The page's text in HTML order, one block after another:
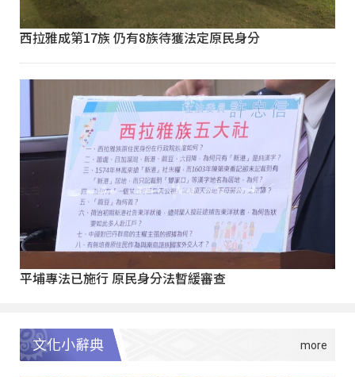
西拉雅成第17族 仍有8族待獲法定原民身分
平埔專法已施行 原民身分法暫緩審查
文化小辭典